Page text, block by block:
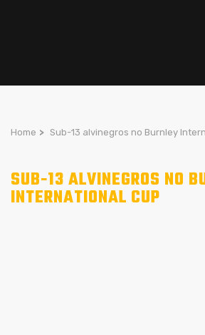
Home > Sub-13 alvinegros no Burnley
SUB-13 ALVINEGROS NO
INTERNATIONAL CUP